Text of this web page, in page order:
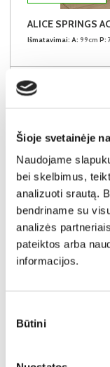
Šioje svetainėje
Naudojame
bei skelbimus,
analizuoti srautą.
bendriname su
analizės
pateiktos arba
informacijos.
pasirinkimas
Būtini
ALICE SPRINGS
Išmatavimai: A: 99cm P: